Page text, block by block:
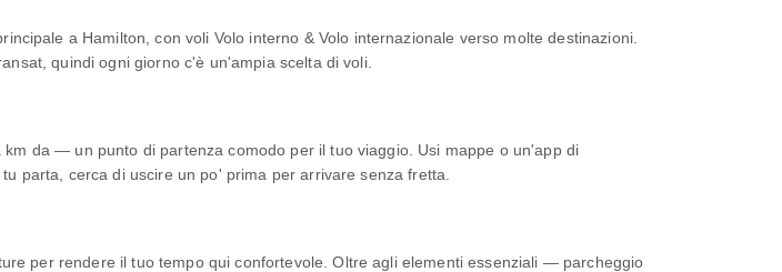
a Hamilton, con voli Volo interno & Volo internazionale verso molte destinazioni.
quindi ogni giorno c'è un'ampia scelta di voli.
da — un punto di partenza comodo per il tuo viaggio. Usi mappe o un'app di
parta, cerca di uscire un po' prima per arrivare senza fretta.
per rendere il tuo tempo qui confortevole. Oltre agli elementi essenziali — parcheggio